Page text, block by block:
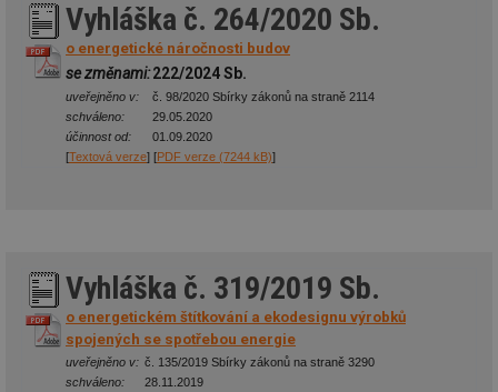
Vyhláška č. 264/2020 Sb.
o energetické náročnosti budov
se změnami:222/2024 Sb.
uveřejněno v:
č. 98/2020 Sbírky zákonů na straně 2114
schváleno:
29.05.2020
účinnost od:
01.09.2020
[Textová verze] [PDF verze (7244 kB)]
Vyhláška č. 319/2019 Sb.
o energetickém štítkování a ekodesignu výrobků
spojených se spotřebou energie
uveřejněno v: č. 135/2019 Sbírky zákonů na straně 3290
schváleno:
28.11.2019